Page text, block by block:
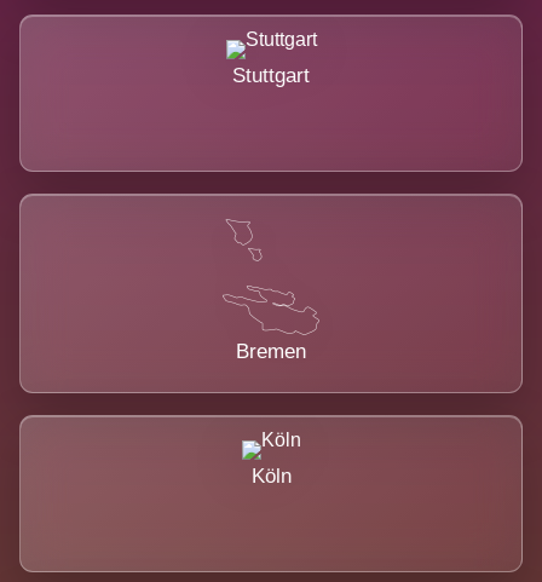
Stuttgart
Bremen
Köln